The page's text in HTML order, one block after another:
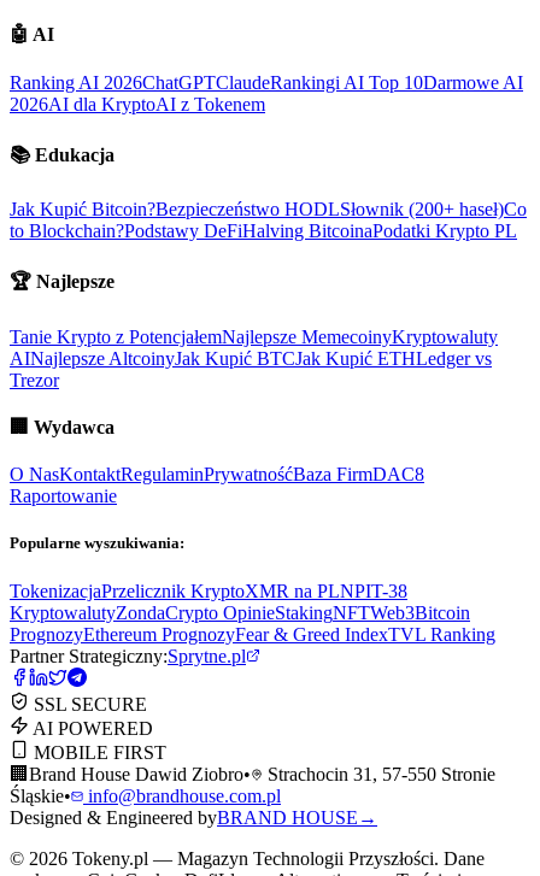
🤖 AI
Ranking AI 2026ChatGPTClaudeRankingi AI Top 10Darmowe AI
2026AI dla KryptoAI z Tokenem
📚 Edukacja
Jak Kupić Bitcoin?Bezpieczeństwo HODLSłownik (200+ haseł)Co
to Blockchain?Podstawy DeFiHalving BitcoinaPodatki Krypto PL
🏆 Najlepsze
Tanie Krypto z PotencjałemNajlepsze MemecoinyKryptowaluty
AINajlepsze AltcoinyJak Kupić BTCJak Kupić ETHLedger vs
Trezor
🏢 Wydawca
O NasKontaktRegulaminPrywatnośćBaza FirmDAC8
Raportowanie
Popularne wyszukiwania:
TokenizacjaPrzelicznik KryptoXMR na PLNPIT-38
KryptowalutyZondaCrypto OpinieStakingNFTWeb3Bitcoin
PrognozyEthereum PrognozyFear & Greed IndexTVL Ranking
Partner Strategiczny:Sprytne.pl
SSL SECURE
AI POWERED
MOBILE FIRST
🏢 Brand House Dawid Ziobro•
Strachocin 31, 57-550 Stronie
Śląskie•
info@brandhouse.com.pl
Designed & Engineered byBRAND HOUSE →
© 2026 Tokeny.pl — Magazyn Technologii Przyszłości. Dane